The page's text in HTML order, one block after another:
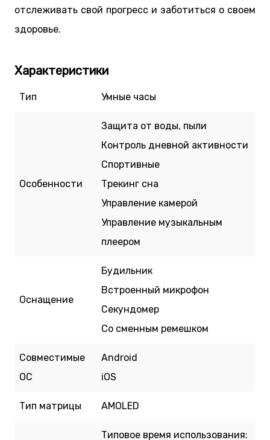
отслеживать свой прогресс и заботиться о своем
здоровье.
Характеристики
Тип Умные часы
Особенности
Защита от воды, пыли
Контроль дневной активности
Спортивные
Трекинг сна
Управление камерой
Управление музыкальным
плеером
Оснащение
Будильник
Встроенный микрофон
Секундомер
Со сменным ремешком
Совместимые
ОС
Android
iOS
Тип матрицы AMOLED
Типовое время использования: